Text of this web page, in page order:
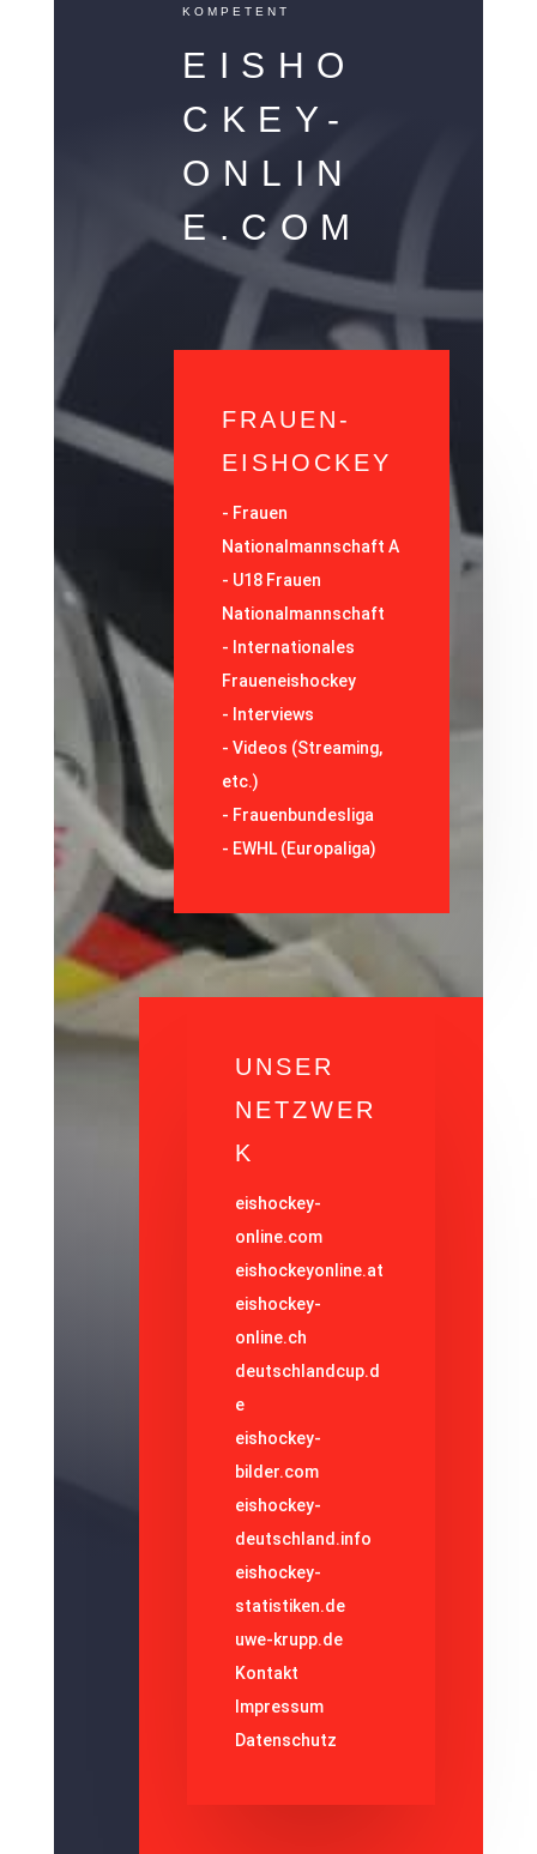
KOMPETENT
EISHO
CKEY-
ONLIN
E.COM
FRAUEN-
EISHOCKEY
- Frauen
Nationalmannschaft A
- U18 Frauen
Nationalmannschaft
- Internationales
Fraueneishockey
- Interviews
-Videos (Streaming,
etc.)
- Frauenbundesliga
- EWHL (Europaliga)
UNSER
NETZWER
K
eishockey-
online.com
eishockeyonline.at
eishockey-
online.ch
deutschlandcup.d
e
eishockey-
bilder.com
eishockey-
deutschland.info
eishockey-
statistiken.de
uwe-krupp.de
Kontakt
Impressum
Datenschutz